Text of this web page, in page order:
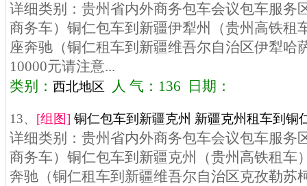
详细类别：贵州省内外商务包车会议包车服务
商务车）铜仁包车到新疆伊犁州（贵州高铁租
座奔驰（铜仁租车到新疆维吾尔自治区伊犁哈
10000元请注意...
类别： 西北地区 人 气：136 日期：
13、 [组图] 铜仁包车到新疆克州 新疆克州租车到铜
详细类别：贵州省内外商务包车会议包车服务
商务车）铜仁包车到新疆克州（贵州高铁租车
奔驰（铜仁租车到新疆维吾尔自治区克孜勒苏